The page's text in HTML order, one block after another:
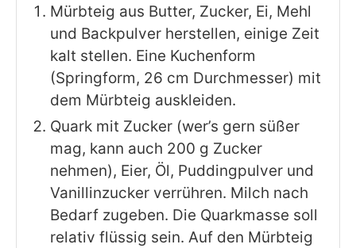
Mürbteig aus Butter, Zucker, Ei, Mehl
und Backpulver herstellen, einige Zeit
kalt stellen. Eine Kuchenform
(Springform, 26 cm Durchmesser) mit
dem Mürbteig auskleiden.
Quark mit Zucker (wer’s gern süßer
mag, kann auch 200 g Zucker
nehmen), Eier, Öl, Puddingpulver und
Vanillinzucker verrühren. Milch nach
Bedarf zugeben. Die Quarkmasse soll
relativ flüssig sein. Auf den Mürbteig